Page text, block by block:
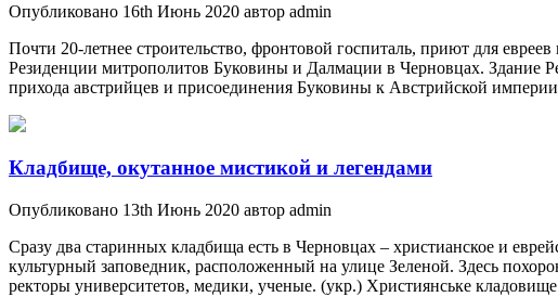
Опубликовано 16th Июнь 2020 автор admin
Почти 20-летнее строительство, фронтовой госпиталь, приют для
Резиденции митрополитов Буковины и Далмации в Черновцах. Здание
прихода австрийцев и присоединения Буковины к Австрийской
Кладбище, окутанное мистикой и легендами
Опубликовано 13th Июнь 2020 автор admin
Сразу два старинных кладбища есть в Черновцах – христианское и
культурный заповедник, расположенный на улице Зеленой. Здесь
ректоры университетов, медики, ученые. (укр.) Християнське